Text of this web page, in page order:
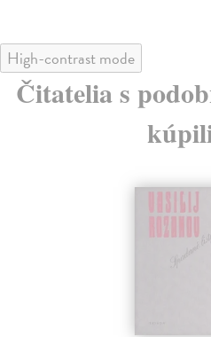
High-contrast mode
Čitatelia s